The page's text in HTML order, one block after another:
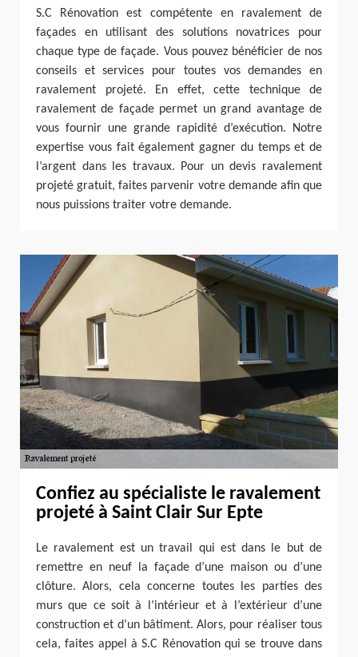
S.C Rénovation est compétente en ravalement de
façades en utilisant des solutions novatrices pour
chaque type de façade. Vous pouvez bénéficier de nos
conseils et services pour toutes vos demandes en
ravalement projeté. En effet, cette technique de
ravalement de façade permet un grand avantage de
vous fournir une grande rapidité d’exécution. Notre
expertise vous fait également gagner du temps et de
l’argent dans les travaux. Pour un devis ravalement
projeté gratuit, faites parvenir votre demande afin que
nous puissions traiter votre demande.
Confiez au spécialiste le ravalement
projeté à Saint Clair Sur Epte
Le ravalement est un travail qui est dans le but de
remettre en neuf la façade d’une maison ou d’une
clôture. Alors, cela concerne toutes les parties des
murs que ce soit à l’intérieur et à l’extérieur d’une
construction et d’un bâtiment. Alors, pour réaliser tous
cela, faites appel à S.C Rénovation qui se trouve dans